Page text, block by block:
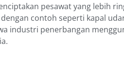
pesawat yang lebih
contoh seperti kapal
industri penerbangan